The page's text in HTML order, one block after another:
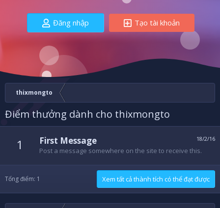
Đăng nhập Tạo tài khoản
thixmongto
Điểm thưởng dành cho thixmongto
1 18/2/16
First Message
Post a message somewhere on the site to receive this.
Tổng điểm: 1 Xem tất cả thành tích có thể đạt được